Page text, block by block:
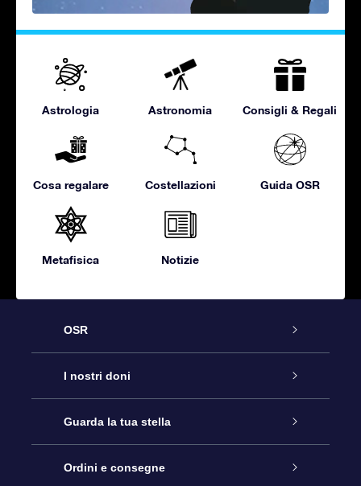
Astrologia Astronomia Consigli & Regali
Cosa regalare Costellazioni Guida OSR
Metafisica Notizie
OSR
Assistenza
Contattaci
Blog
I nostri doni
Online Star Gift
Pacchetto regalo OSR
Guarda la tua stella
Registro stellare
Ordini e consegne